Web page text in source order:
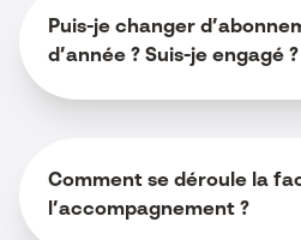
Puis-je changer
d’année ? Suis-je engagé ?
Comment se déroule la
l’accompagnement ?